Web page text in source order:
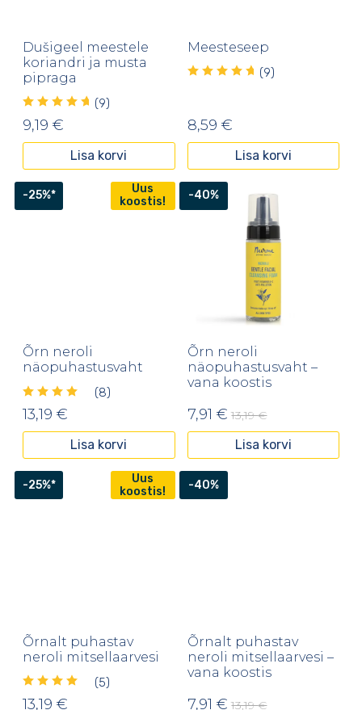
Dušigeel meestele
koriandri ja musta
pipraga
(9)
9,19 €
Lisa korvi
Meesteseep
(9)
8,59 €
Lisa korvi
-25%*
Uus
koostis!
Õrn neroli
näopuhastusvaht
(8)
13,19 €
Lisa korvi
-40%
Õrn neroli
näopuhastusvaht –
vana koostis
13,19€
Algne
hind
oli:
13,19 €.
7,91 €
Praegune
hind
on:
7,91 €.
Lisa korvi
-25%*
Uus
koostis!
Õrnalt puhastav
neroli mitsellaarvesi
(5)
13,19 €
-40%
Õrnalt puhastav
neroli mitsellaarvesi –
vana koostis
13,19€
7,91 €